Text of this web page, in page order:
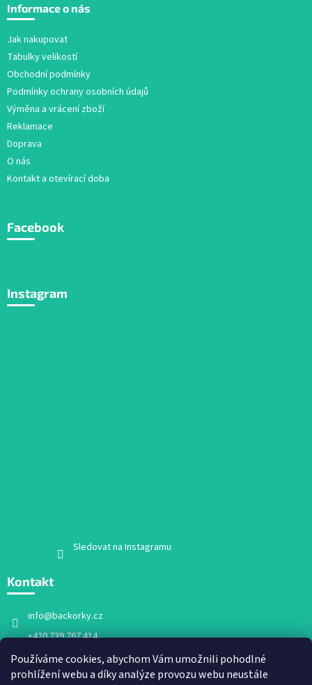
Používáme cookies, abychom Vám umožnili pohodlné
prohlížení webu a díky analýze provozu webu neustále
p
Informace o nás
Jak nakupovat
Tabulky velikostí
Obchodní podmínky
Podmínky ochrany osobních údajů
Výměna a vrácení zboží
Reklamace
Doprava
O nás
Kontakt a otevírací doba
Facebook
Instagram
Sledovat na Instagramu
Kontakt
info@backorky.cz
+420 739 767 414
Facebook
backorky.cz